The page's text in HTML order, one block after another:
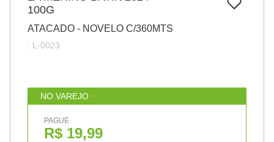
100G
ATACADO - NOVELO C/360MTS
: L-0023
NO VAREJO
PAGUE
R$ 19,99
pincel
cola
barbante